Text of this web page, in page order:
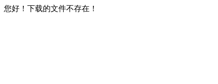
您好！下载的文件不存在！